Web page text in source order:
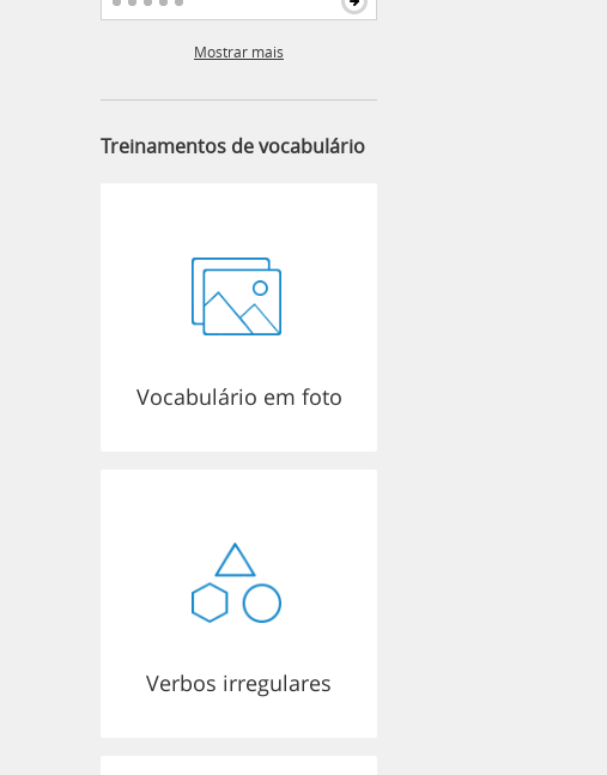
Mostrar mais
Treinamentos de vocabulário
Vocabulário em foto
Verbos irregulares